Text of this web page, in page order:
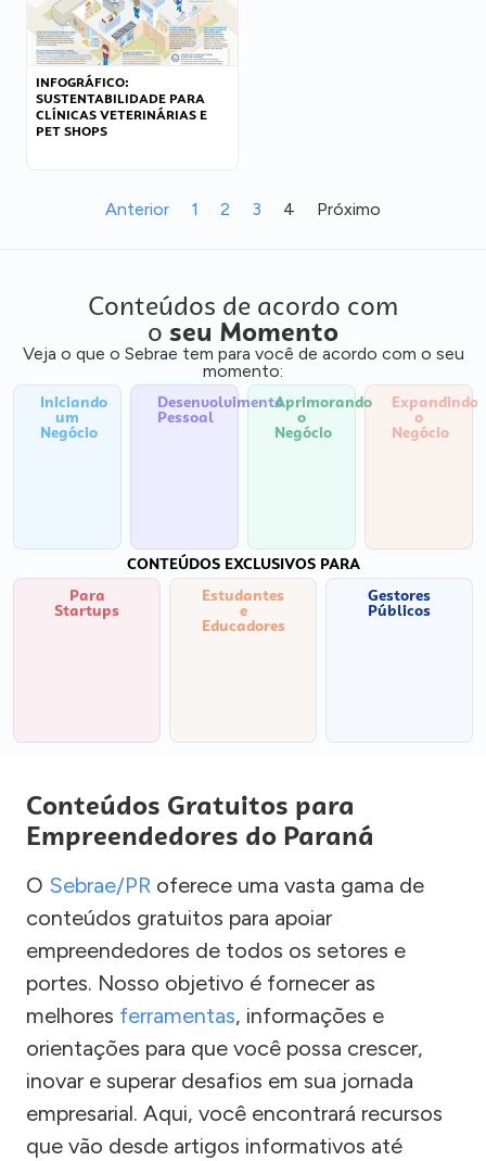
INFOGRÁFICO:
SUSTENTABILIDADE PARA
CLÍNICAS VETERINÁRIAS E
PET SHOPS
Anterior 1 2 3 4 Próximo
Conteúdos de acordo com
o seu Momento
Veja o que o Sebrae tem para você de acordo com o seu
momento:
Iniciando
um
Negócio
Desenvolvimento
Pessoal
Aprimorando
o
Negócio
Expandindo
o
Negócio
CONTEÚDOS EXCLUSIVOS PARA
Para
Startups
Estudantes
e
Educadores
Gestores
Públicos
Conteúdos Gratuitos para
Empreendedores do Paraná
O Sebrae/PR oferece uma vasta gama de
conteúdos gratuitos para apoiar
empreendedores de todos os setores e
portes. Nosso objetivo é fornecer as
melhores ferramentas, informações e
orientações para que você possa crescer,
inovar e superar desafios em sua jornada
empresarial. Aqui, você encontrará recursos
que vão desde artigos informativos até